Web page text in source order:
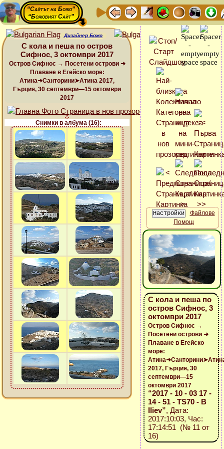
“Сайтът на Божо”
“Божовият Сайт”
Дизайнер Божо
С кола и пеша по остров
Сифнос, 3 октомври 2017
Остров Сифнос → Посетени острови ➜
Плаване в Егейско море:
Атина➜Санторини➤Атина 2017,
Гърция, 30 септември—15 октомври
2017
Снимки в албума (16):
Файлове
Помощ
С кола и пеша по
остров Сифнос, 3
октомври 2017
Остров Сифнос →
Посетени острови ➜
Плаване в Егейско
море:
2017, Гърция, 30
септември—15
октомври 2017
“2017 - 10 - 03 17 -
14 - 51 - TS70 - B
Iliev”, Дата:
2017:10:03, Час:
17:14:51 (№ 11 от
16)